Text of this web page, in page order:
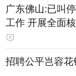
广东佛山:已叫
工作 开展全面
招聘公平岂容